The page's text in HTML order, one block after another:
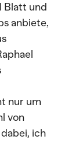
Blatt und
anbiete,
nur um
von
ich